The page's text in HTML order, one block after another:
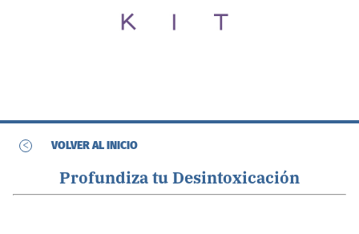
< VOLVER AL INICIO
Profundiza tu Desintoxicación